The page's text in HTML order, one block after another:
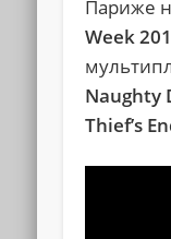
Париже
Week
Naughty
Thief’s